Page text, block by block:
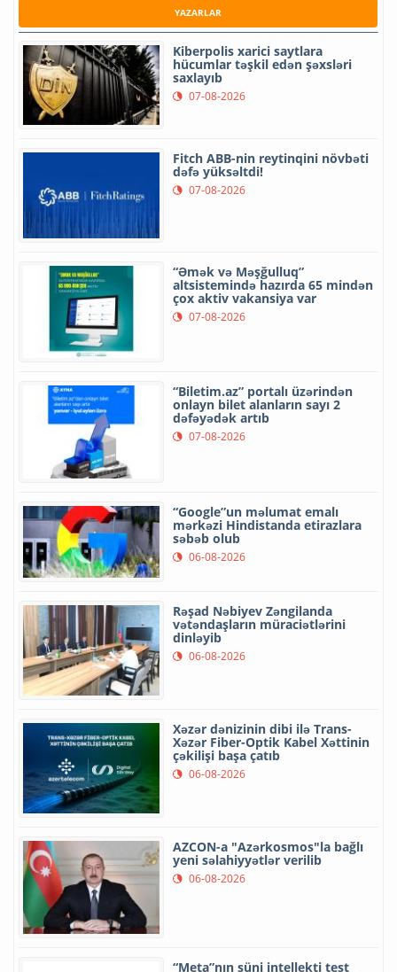
YAZARLAR
Kiberpolis xarici saytlara
hücumlar təşkil edən şəxsləri
saxlayıb
07-08-2026
Fitch ABB-nin reytinqini növbəti
dəfə yüksəltdi!
07-08-2026
“Əmək və Məşğulluq”
altsistemində hazırda 65 mindən
çox aktiv vakansiya var
07-08-2026
“Biletim.az” portalı üzərindən
onlayn bilet alanların sayı 2
dəfəyədək artıb
07-08-2026
“Google”un məlumat emalı
mərkəzi Hindistanda etirazlara
səbəb olub
06-08-2026
Rəşad Nəbiyev Zəngilanda
vətəndaşların müraciətlərini
dinləyib
06-08-2026
Xəzər dənizinin dibi ilə Trans-
Xəzər Fiber-Optik Kabel Xəttinin
çəkilişi başa çatıb
06-08-2026
AZCON-a "Azərkosmos"la bağlı
yeni səlahiyyətlər verilib
06-08-2026
“Meta”nın süni intellekti test